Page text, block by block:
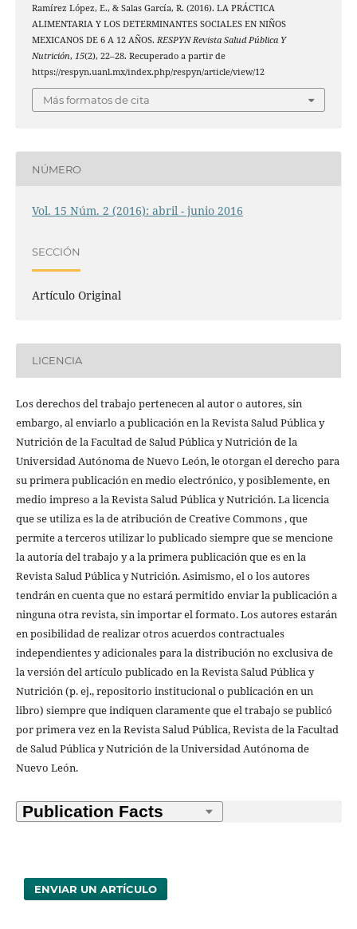
Ramírez López, E., & Salas García, R. (2016). LA PRÁCTICA
ALIMENTARIA Y LOS DETERMINANTES SOCIALES EN NIÑOS
MEXICANOS DE 6 A 12 AÑOS. RESPYN Revista Salud Pública Y
Nutrición, 15(2), 22–28. Recuperado a partir de
https://respyn.uanl.mx/index.php/respyn/article/view/12
Más formatos de cita
NÚMERO
Vol. 15 Núm. 2 (2016): abril - junio 2016
SECCIÓN
Artículo Original
LICENCIA
Los derechos del trabajo pertenecen al autor o autores, sin
embargo, al enviarlo a publicación en la Revista Salud Pública y
Nutrición de la Facultad de Salud Pública y Nutrición de la
Universidad Autónoma de Nuevo León, le otorgan el derecho para
su primera publicación en medio electrónico, y posiblemente, en
medio impreso a la Revista Salud Pública y Nutrición. La licencia
que se utiliza es la de atribución de Creative Commons , que
permite a terceros utilizar lo publicado siempre que se mencione
la autoría del trabajo y a la primera publicación que es en la
Revista Salud Pública y Nutrición. Asimismo, el o los autores
tendrán en cuenta que no estará permitido enviar la publicación a
ninguna otra revista, sin importar el formato. Los autores estarán
en posibilidad de realizar otros acuerdos contractuales
independientes y adicionales para la distribución no exclusiva de
la versión del artículo publicado en la Revista Salud Pública y
Nutrición (p. ej., repositorio institucional o publicación en un
libro) siempre que indiquen claramente que el trabajo se publicó
por primera vez en la Revista Salud Pública, Revista de la Facultad
de Salud Pública y Nutrición de la Universidad Autónoma de
Nuevo León.
ENVIAR UN ARTÍCULO